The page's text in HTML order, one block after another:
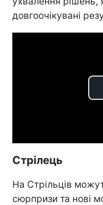
довгоочікувані
Стрілець
На Стрільців
сюрпризи та нові